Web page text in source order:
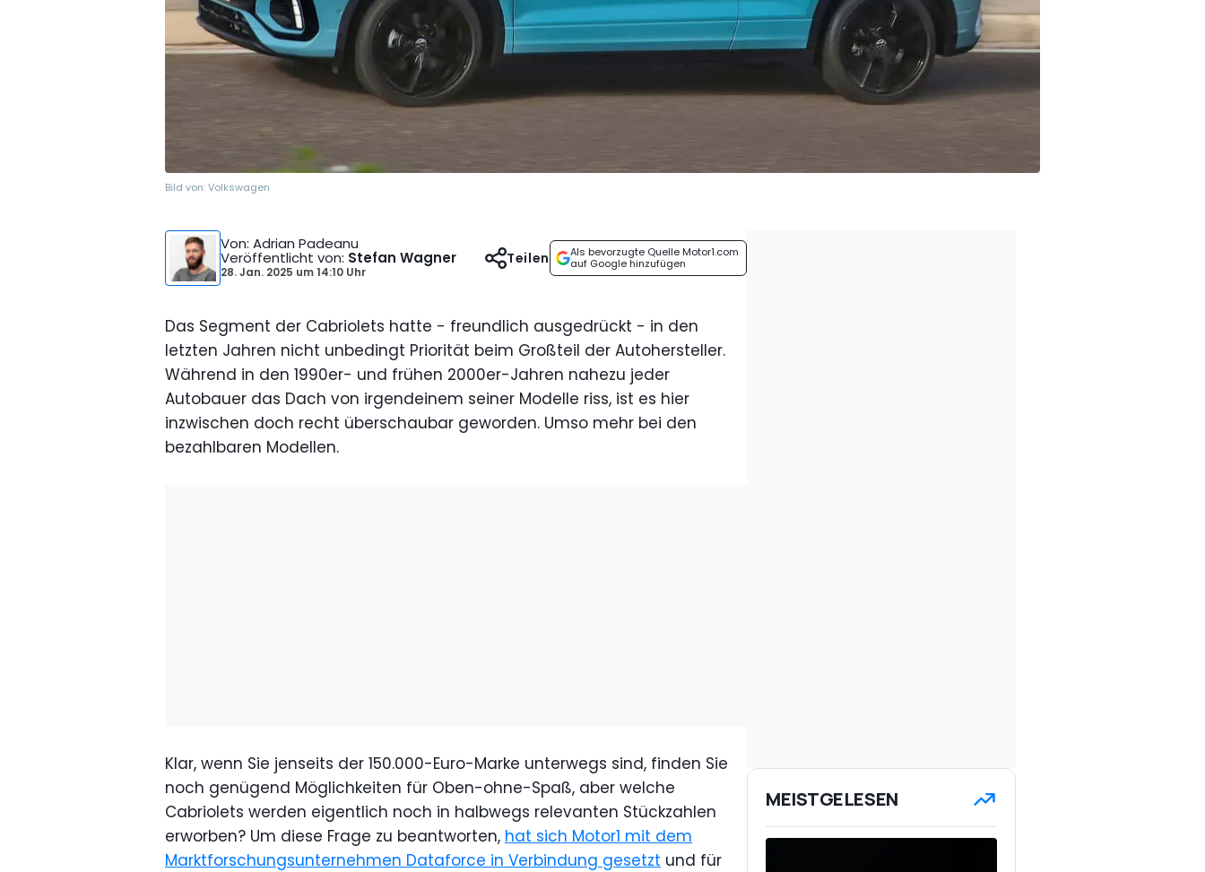
Bild von:Volkswagen
Von: Adrian Padeanu
Veröffentlicht von: Stefan Wagner
28. Jan. 2025 um14:10 Uhr
Als bevorzugte Quelle Motor1.com
auf Google hinzufügen
Teilen
Das Segment der Cabriolets hatte - freundlich ausgedrückt - in den
letzten Jahren nicht unbedingt Priorität beim Großteil der Autohersteller.
Während in den 1990er- und frühen 2000er-Jahren nahezu jeder
Autobauer das Dach von irgendeinem seiner Modelle riss, ist es hier
inzwischen doch recht überschaubar geworden. Umso mehr bei den
bezahlbaren Modellen.
Klar, wenn Sie jenseits der 150.000-Euro-Marke unterwegs sind, finden Sie
noch genügend Möglichkeiten für Oben-ohne-Spaß, aber welche
Cabriolets werden eigentlich noch in halbwegs relevanten Stückzahlen
erworben? Um diese Frage zu beantworten, hat sich Motor1 mit dem
Marktforschungsunternehmen Dataforce in Verbindung gesetzt und für
MEISTGELESEN